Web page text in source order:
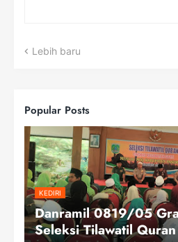
Lebih baru
Popular Posts
KEDIRI
Danramil 0819/05
Seleksi Tilawatil Quran